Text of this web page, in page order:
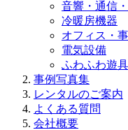
音響・通信
冷暖房機器
オフィス・
電気設備
ふわふわ遊具
事例写真集
レンタルのご案内
よくある質問
会社概要